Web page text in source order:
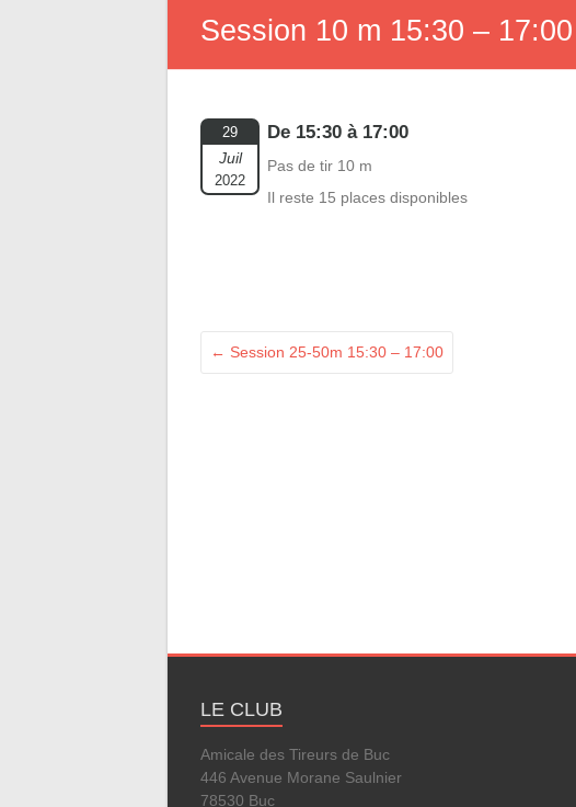
Session 10 m 15:30 – 17:00
29
Juil
2022
De 15:30 à 17:00
Pas de tir 10 m
Il reste 15 places disponibles
← Session 25-50m 15:30 – 17:00
LE CLUB
Amicale des Tireurs de Buc
446 Avenue Morane Saulnier
78530 Buc